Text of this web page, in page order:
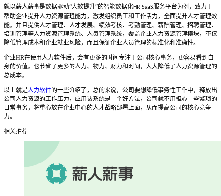
就以薪人薪事是数据驱动“人效提升”的智能数据化HR SaaS服务平台为例，致力于
帮助企业提升人力资源管理能力，激发组织员工和工作活力，全面提升人才管理效
能。并且提供人才管理、人才发展、绩效考核、考勤管理、薪酬管理、招聘管理、
培训管理等人力资源管理系统、人员管理系统，覆盖企业人力资源管理模块，不仅
降低管理成本和企业就业风险，而且保证企业人员管理的标准化和准确性。
企业HR在使用人力软件后，会有更多的时间专注于公司核心事务，更容易看到自
身的价值。也节省了更多的人力、物力、财力和时间，大大降低了人力资源管理的
总成本。
以上就是人力软件的一些介绍了， 总的来说，公司要想降低事务性工作中，释放出
公司人力资源的工作压力，应用该系统是一个好方法，公司就不用担心一些繁琐的
日常事务， 将重心放在企业中心的人才战略部署上面，从而提高公司的核心竞争
力。
相关推荐